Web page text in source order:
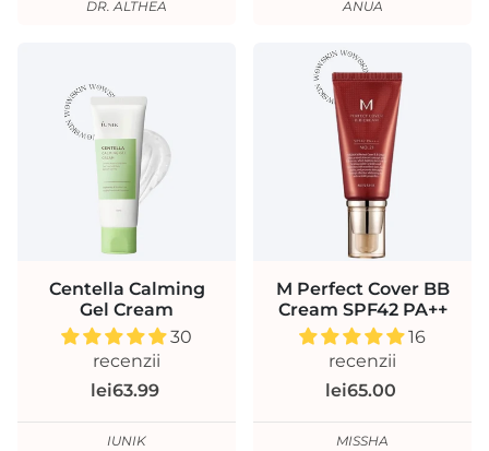
DR. ALTHEA ANUA
Centella Calming
Gel Cream
30
recenzii
lei63.99
IUNIK
M Perfect Cover BB
Cream SPF42 PA++
16
recenzii
lei65.00
MISSHA